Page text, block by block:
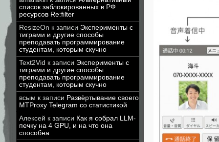
список заблокированных в РФ
ресурсов Re:filter
ResizeOn к записи Эксперименты с
тиграми и другие способы
преподавать программирование
студентам, которым скучно
Text2Vid к записи Эксперименты с
тиграми и другие способы
преподавать программирование
студентам, которым скучно
всым к записи Развёртывание своего
MTProxy Telegram со статистикой
Алексей к записи Как я собрал LLM-
печку на 4 GPU, и на что она
способна